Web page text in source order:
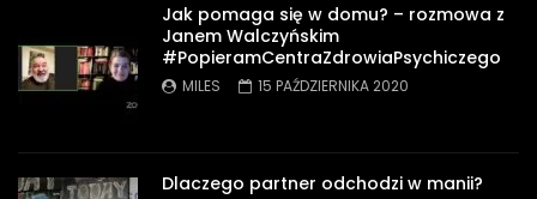
Jak pomaga się w domu? – rozmowa z
Janem Walczyńskim
#PopieramCentraZdrowiaPsychiczego
MILES 15 PAŹDZIERNIKA 2020
Dlaczego partner odchodzi w manii?